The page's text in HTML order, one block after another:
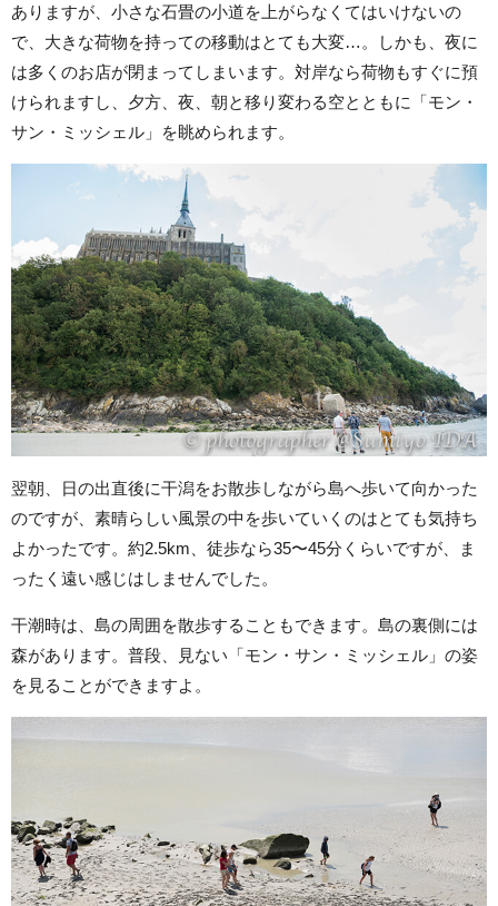
ありますが、小さな石畳の小道を上がらなくてはいけないの
で、大きな荷物を持っての移動はとても大変…。しかも、夜に
は多くのお店が閉まってしまいます。対岸なら荷物もすぐに預
けられますし、夕方、夜、朝と移り変わる空とともに「モン・
サン・ミッシェル」を眺められます。
翌朝、日の出直後に干潟をお散歩しながら島へ歩いて向かった
のですが、素晴らしい風景の中を歩いていくのはとても気持ち
よかったです。約2.5km、徒歩なら35〜45分くらいですが、ま
ったく遠い感じはしませんでした。
干潮時は、島の周囲を散歩することもできます。島の裏側には
森があります。普段、見ない「モン・サン・ミッシェル」の姿
を見ることができますよ。